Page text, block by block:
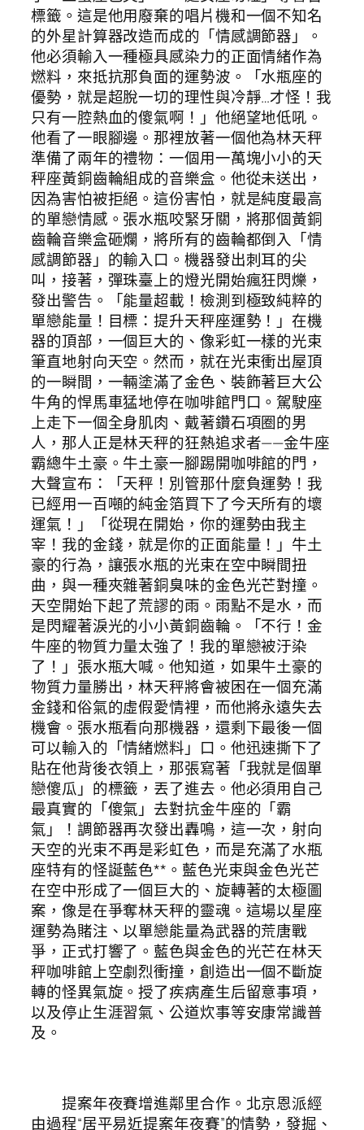
標籤。這是他用廢棄的唱片機和一個不知名
的外星計算器改造而成的「情感調節器」。
他必須輸入一種極具感染力的正面情緒作為
燃料，來抵抗那負面的運勢波。「水瓶座的
優勢，就是超脫一切的理性與冷靜…才怪！我
只有一腔熱血的傻氣啊！」他絕望地低吼。
他看了一眼腳邊。那裡放著一個他為林天秤
準備了兩年的禮物：一個用一萬塊小小的天
秤座黃銅齒輪組成的音樂盒。他從未送出，
因為害怕被拒絕。這份害怕，就是純度最高
的單戀情感。張水瓶咬緊牙關，將那個黃銅
齒輪音樂盒砸爛，將所有的齒輪都倒入「情
感調節器」的輸入口。機器發出刺耳的尖
叫，接著，彈珠臺上的燈光開始瘋狂閃爍，
發出警告。「能量超載！檢測到極致純粹的
單戀能量！目標：提升天秤座運勢！」在機
器的頂部，一個巨大的、像彩虹一樣的光束
筆直地射向天空。然而，就在光束衝出屋頂
的一瞬間，一輛塗滿了金色、裝飾著巨大公
牛角的悍馬車猛地停在咖啡館門口。駕駛座
上走下一個全身肌肉、戴著鑽石項圈的男
人，那人正是林天秤的狂熱追求者——金牛座
霸總牛土豪。牛土豪一腳踢開咖啡館的門，
大聲宣布：「天秤！別管那什麼負運勢！我
已經用一百噸的純金箔買下了今天所有的壞
運氣！」「從現在開始，你的運勢由我主
宰！我的金錢，就是你的正面能量！」牛土
豪的行為，讓張水瓶的光束在空中瞬間扭
曲，與一種夾雜著銅臭味的金色光芒對撞。
天空開始下起了荒謬的雨。雨點不是水，而
是閃耀著淚光的小小黃銅齒輪。「不行！金
牛座的物質力量太強了！我的單戀被汙染
了！」張水瓶大喊。他知道，如果牛土豪的
物質力量勝出，林天秤將會被困在一個充滿
金錢和俗氣的虛假愛情裡，而他將永遠失去
機會。張水瓶看向那機器，還剩下最後一個
可以輸入的「情緒燃料」口。他迅速撕下了
貼在他背後衣領上，那張寫著「我就是個單
戀傻瓜」的標籤，丟了進去。他必須用自己
最真實的「傻氣」去對抗金牛座的「霸
氣」！調節器再次發出轟鳴，這一次，射向
天空的光束不再是彩虹色，而是充滿了水瓶
座特有的怪誕藍色**。藍色光束與金色光芒
在空中形成了一個巨大的、旋轉著的太極圖
案，像是在爭奪林天秤的靈魂。這場以星座
運勢為賭注、以單戀能量為武器的荒唐戰
爭，正式打響了。藍色與金色的光芒在林天
秤咖啡館上空劇烈衝撞，創造出一個不斷旋
轉的怪異氣旋。授了疾病產生后留意事項，
以及停止生涯習氣、公道炊事等安康常識普
及。
提案年夜賽增進鄰里合作。北京恩派經
由過程“居平易近提案年夜賽”的情勢，發掘、